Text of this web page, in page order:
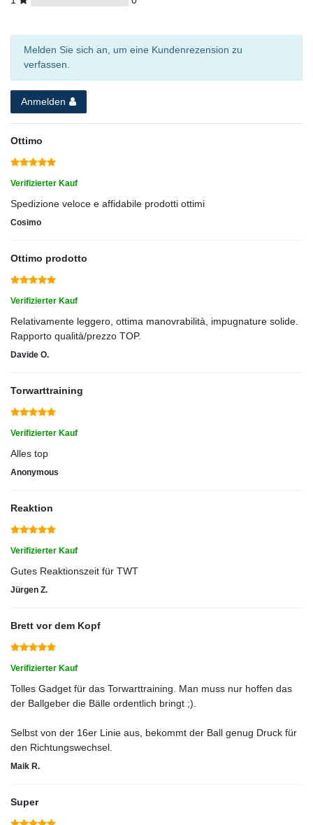
Melden Sie sich an, um eine Kundenrezension zu
verfassen.
Anmelden
Ottimo
Verifizierter Kauf
Spedizione veloce e affidabile prodotti ottimi
Cosimo
Ottimo prodotto
Verifizierter Kauf
Relativamente leggero, ottima manovrabilità, impugnature solide.
Rapporto qualità/prezzo TOP.
Davide O.
Torwarttraining
Verifizierter Kauf
Alles top
Anonymous
Reaktion
Verifizierter Kauf
Gutes Reaktionszeit für TWT
Jürgen Z.
Brett vor dem Kopf
Verifizierter Kauf
Tolles Gadget für das Torwarttraining. Man muss nur hoffen das
der Ballgeber die Bälle ordentlich bringt ;).
Selbst von der 16er Linie aus, bekommt der Ball genug Druck für
den Richtungswechsel.
Maik R.
Super